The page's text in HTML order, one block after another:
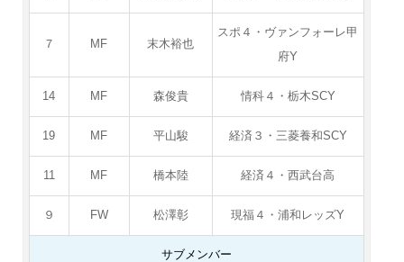
７ MF 末木裕也
スポ４・ヴァンフォーレ甲
府Y
14 MF 森俊貴 情科４・栃木SCY
19 MF 平山駿 経済３・三菱養和SCY
11 MF 橋本陸 経済４・西武台高
９ FW 松澤彰 現福４・浦和レッズY
サブメンバー